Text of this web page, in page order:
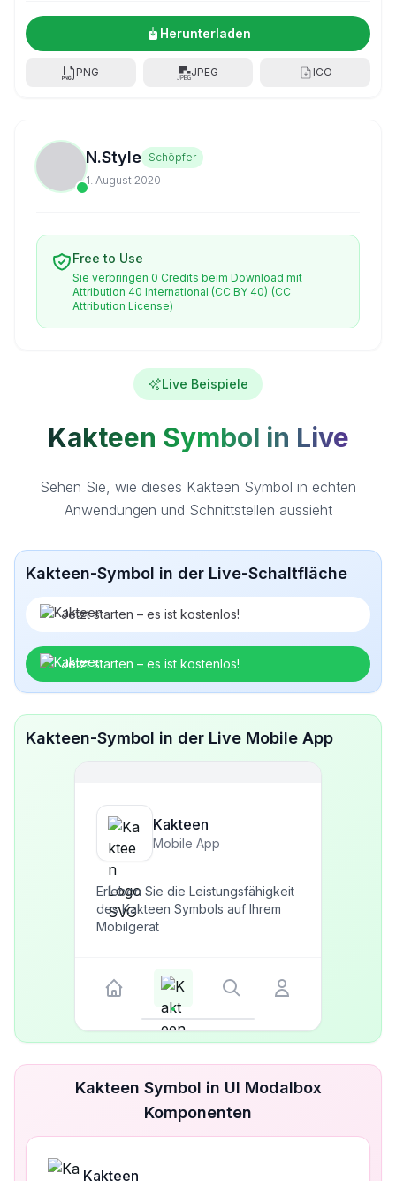
Herunterladen
PNG JPEG ICO
N.Style Schöpfer
1. August 2020
Free to Use
Sie verbringen 0 Credits beim Download mit
Attribution 40 International (CC BY 40) (CC
Attribution License)
Live Beispiele
Kakteen Symbol in Live
Sehen Sie, wie dieses Kakteen Symbol in echten
Anwendungen und Schnittstellen aussieht
Kakteen-Symbol in der Live-Schaltfläche
Jetzt starten – es ist kostenlos!
Jetzt starten – es ist kostenlos!
Kakteen-Symbol in der Live Mobile App
Kakteen
Mobile App
Erleben Sie die Leistungsfähigkeit
des Kakteen Symbols auf Ihrem
Mobilgerät
Kakteen Symbol in UI Modalbox
Komponenten
Kakteen